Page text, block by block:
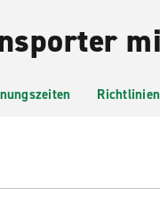
Richtlinien